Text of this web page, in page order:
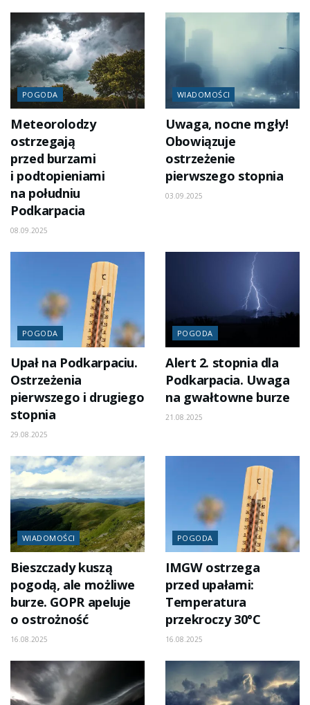
POGODA
Meteorolodzy
ostrzegają
przed burzami
i podtopieniami
na południu
Podkarpacia
08.09.2025
WIADOMOŚCI
Uwaga, nocne mgły!
Obowiązuje
ostrzeżenie
pierwszego stopnia
03.09.2025
POGODA
Upał na Podkarpaciu.
Ostrzeżenia
pierwszego i drugiego
stopnia
29.08.2025
POGODA
Alert 2. stopnia dla
Podkarpacia. Uwaga
na gwałtowne burze
21.08.2025
WIADOMOŚCI
Bieszczady kuszą
pogodą, ale możliwe
burze. GOPR apeluje
o ostrożność
16.08.2025
POGODA
IMGW ostrzega
przed upałami:
Temperatura
przekroczy 30°C
16.08.2025